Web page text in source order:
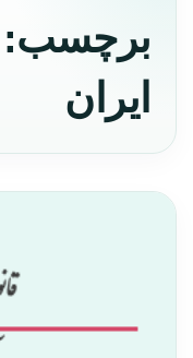
برچسب:
ایران